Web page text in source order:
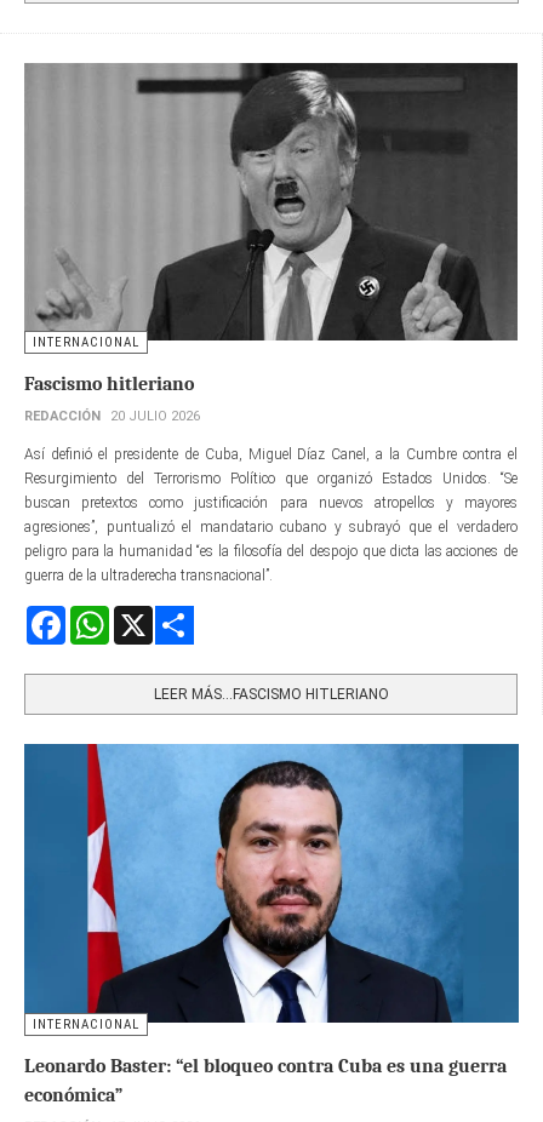
INTERNACIONAL
Fascismo hitleriano
REDACCIÓN 20 JULIO 2026
Así definió el presidente de Cuba, Miguel Díaz Canel, a la Cumbre contra el
Resurgimiento del Terrorismo Político que organizó Estados Unidos. “Se
buscan pretextos como justificación para nuevos atropellos y mayores
agresiones”, puntualizó el mandatario cubano y subrayó que el verdadero
peligro para la humanidad “es la filosofía del despojo que dicta las acciones de
guerra de la ultraderecha transnacional”.
FacebookWhatsApp
LEER MÁS…FASCISMO HITLERIANO
INTERNACIONAL
Leonardo Baster: “el bloqueo contra Cuba es una guerra
económica”